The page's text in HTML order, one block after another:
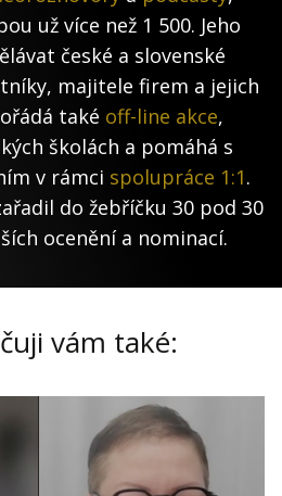
už více než 1 500. Jeho
české a slovenské
majitele firem a jejich
také off-line akce,
školách a pomáhá s
v rámci spolupráce 1:1.
do žebříčku 30 pod 30
ocenění a nominací.
vám také: